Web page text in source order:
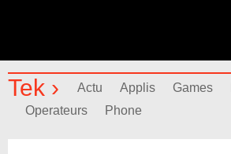
Tek › Actu Applis Games
Operateurs
Phone